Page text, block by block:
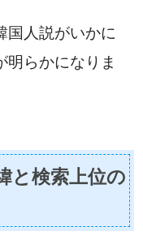
国人説がいかに
明らかになりま
と検索上位の